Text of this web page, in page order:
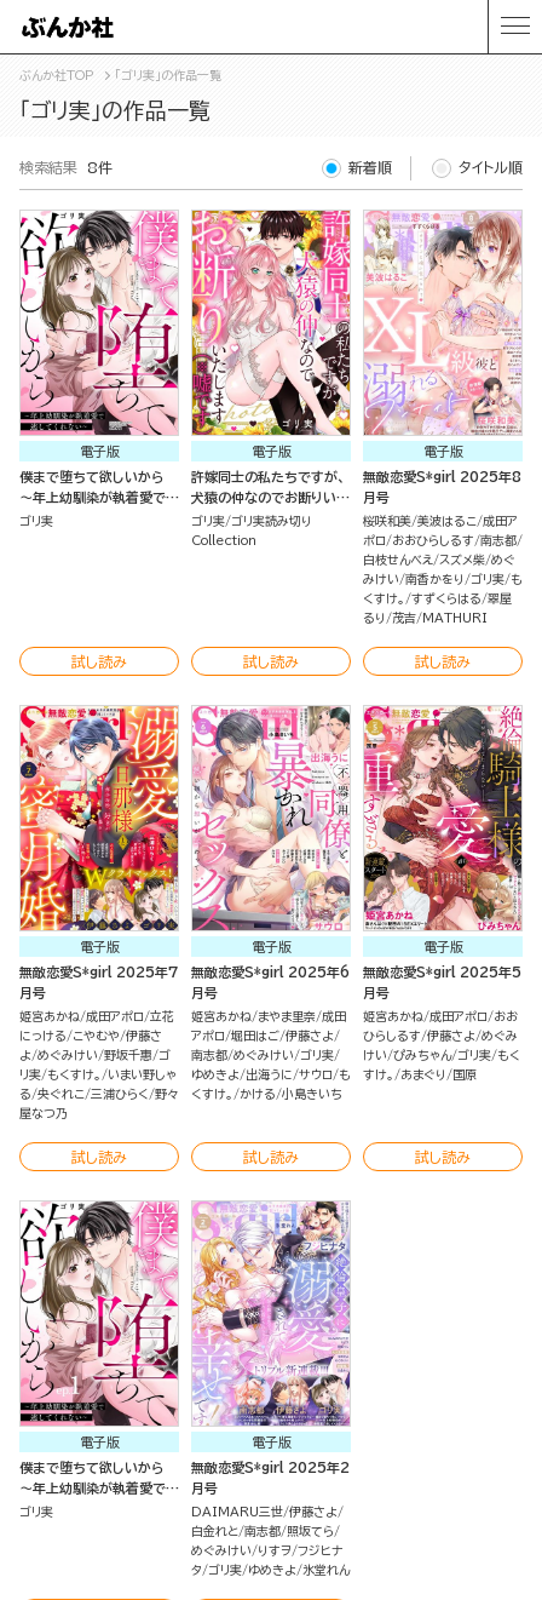
ぶんか社TOP 「ゴリ実」の作品一覧
「ゴリ実」の作品一覧
検索結果 8件 新着順 タイトル順
電子版
僕まで堕ちて欲しいから
～年上幼馴染が執着愛で逃
してくれない～
ゴリ実
試し読み
電子版
許嫁同士の私たちですが、
犬猿の仲なのでお断りいた
します（※嘘です）（単話
版）
ゴリ実 ゴリ実読み切り
Collection
試し読み
電子版
無敵恋愛S*girl 2025年8
月号
桜咲和美 美波はるこ 成田ア
ポロ
おおひらしるす 南志都
白枝せんべえ
スズメ柴 めぐ
みけい 南香かをり ゴリ実 も
くすけ。
すずくらはる 翠屋
るり
茂吉 MATHURI
試し読み
電子版
無敵恋愛S*girl 2025年7
月号
姫宮あかね 成田アポロ 立花
にっける
こやむや 伊藤さ
よ めぐみけい 野坂千惠
ゴ
リ実 もくすけ。
いまい野しゃ
る 央ぐれこ 三浦ひらく 野々
屋なつ乃
試し読み
電子版
無敵恋愛S*girl 2025年6
月号
姫宮あかね まやま里奈 成田
アポロ 堀田はご 伊藤さよ
南志都 めぐみけい
ゴリ実
ゆめきよ
出海うに サウロ
も
くすけ。
かける 小島きいち
試し読み
電子版
無敵恋愛S*girl 2025年5
月号
姫宮あかね 成田アポロ
おお
ひらしるす 伊藤さよ めぐみ
けい ぴみちゃん ゴリ実 もく
すけ。
あまぐり 国原
試し読み
電子版
僕まで堕ちて欲しいから
～年上幼馴染が執着愛で逃
してくれない～（分冊版）
ゴリ実
電子版
無敵恋愛S*girl 2025年2
月号
DAIMARU三世 伊藤さよ
白金れと 南志都 照坂てら
めぐみけい
りすヲ フジヒナ
タ
ゴリ実 ゆめきよ 氷堂れん